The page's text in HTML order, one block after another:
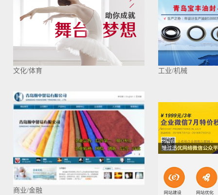
文化/体育 工业/机械
商业/金融